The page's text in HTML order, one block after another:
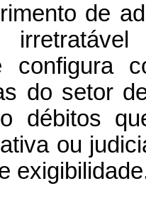
de
configura
do setor
débitos
ou